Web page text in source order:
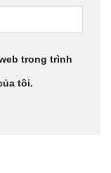
trong trình
tôi.